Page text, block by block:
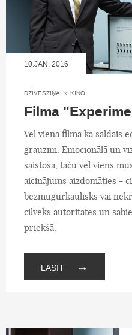
10.JAN, 2016
DZĪVESZIŅAI » KINO
Filma
Vēl viena filma kā saldais
grauzim. Emocionālā un
saistoša, taču vēl viens
aicinājums aizdomāties -
bezmugurkaulisks vai
cilvēks autoritātes un
priekšā.
LASĪT →